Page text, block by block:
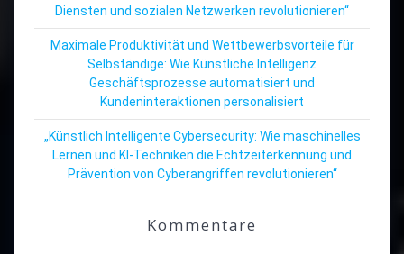
Diensten und sozialen Netzwerken revolutionieren“
Maximale Produktivität und Wettbewerbsvorteile für
Selbständige: Wie Künstliche Intelligenz
Geschäftsprozesse automatisiert und
Kundeninteraktionen personalisiert
„Künstlich Intelligente Cybersecurity: Wie maschinelles
Lernen und KI-Techniken die Echtzeiterkennung und
Prävention von Cyberangriffen revolutionieren“
Kommentare